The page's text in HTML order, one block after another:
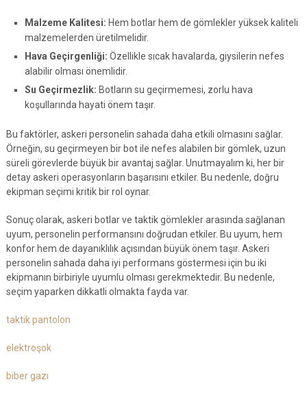
Malzeme Kalitesi: Hem botlar hem de gömlekler yüksek kaliteli
malzemelerden üretilmelidir.
Hava Geçirgenliği: Özellikle sıcak havalarda, giysilerin nefes
alabilir olması önemlidir.
Su Geçirmezlik: Botların su geçirmemesi, zorlu hava
koşullarında hayati önem taşır.
Bu faktörler, askeri personelin sahada daha etkili olmasını sağlar.
Örneğin, su geçirmeyen bir bot ile nefes alabilen bir gömlek, uzun
süreli görevlerde büyük bir avantaj sağlar. Unutmayalım ki, her bir
detay askeri operasyonların başarısını etkiler. Bu nedenle, doğru
ekipman seçimi kritik bir rol oynar.
Sonuç olarak, askeri botlar ve taktik gömlekler arasında sağlanan
uyum, personelin performansını doğrudan etkiler. Bu uyum, hem
konfor hem de dayanıklılık açısından büyük önem taşır. Askeri
personelin sahada daha iyi performans göstermesi için bu iki
ekipmanın birbiriyle uyumlu olması gerekmektedir. Bu nedenle,
seçim yaparken dikkatli olmakta fayda var.
taktik pantolon
elektroşok
biber gazı